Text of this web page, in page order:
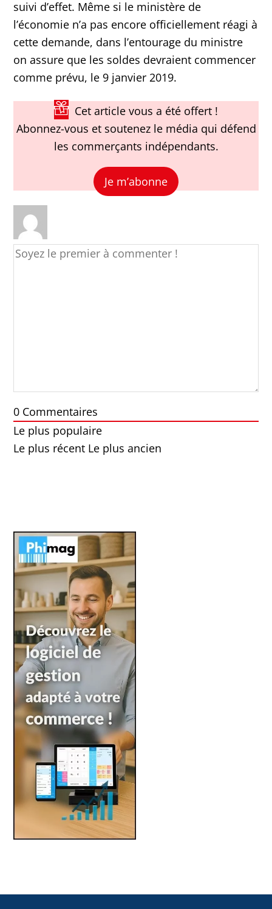
suivi d’effet. Même si le ministère de
l’économie n’a pas encore officiellement réagi à
cette demande, dans l’entourage du ministre
on assure que les soldes devraient commencer
comme prévu, le 9 janvier 2019.
Cet article vous a été offert !
Abonnez-vous et soutenez le média qui défend
les commerçants indépendants.
Je m’abonne
0 Commentaires
Le plus populaire
Le plus récent Le plus ancien